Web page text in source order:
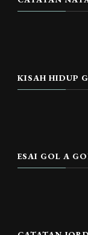
KISAH HIDUP
ESAI GOL A